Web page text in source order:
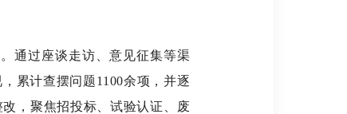
通过座谈走访、意见征集等渠
累计查摆问题1100余项，并逐
，聚焦招投标、试验认证、废